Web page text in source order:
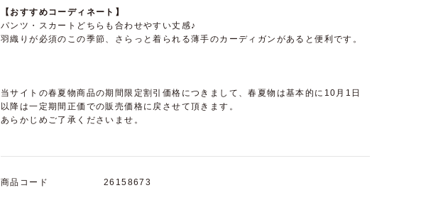
【おすすめコーディネート】
パンツ・スカートどちらも合わせやすい丈感♪
羽織りが必須のこの季節、さらっと着られる薄手のカーディガンがあると便利です。
当サイトの春夏物商品の期間限定割引価格につきまして、春夏物は基本的に10月1日
以降は一定期間正価での販売価格に戻させて頂きます。
あらかじめご了承くださいませ。
商品コード 26158673